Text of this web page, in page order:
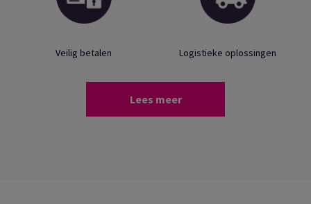
Veilig betalen Logistieke oplossingen
Lees meer